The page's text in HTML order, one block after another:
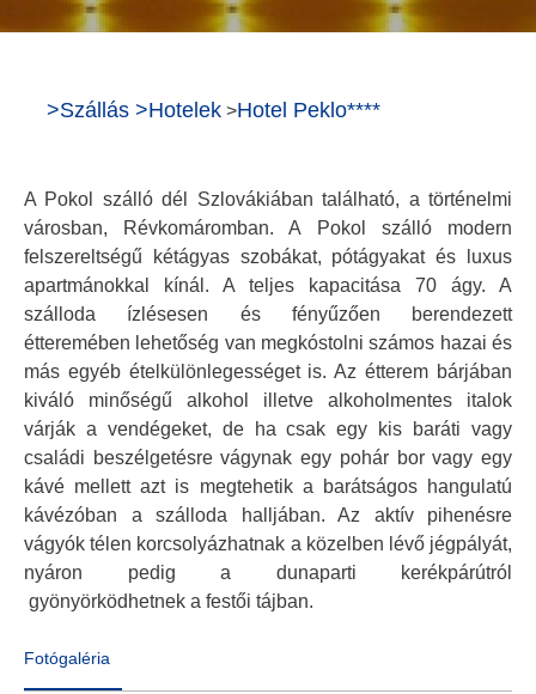
>Szállás >Hotelek >Hotel Peklo****
A Pokol szálló dél Szlovákiában található, a történelmi
városban, Révkomáromban. A Pokol szálló modern
felszereltségű kétágyas szobákat, pótágyakat és luxus
apartmánokkal kínál. A teljes kapacitása 70 ágy. A
szálloda ízlésesen és fényűzően berendezett
étteremében lehetőség van megkóstolni számos hazai és
más egyéb ételkülönlegességet is. Az étterem bárjában
kiváló minőségű alkohol illetve alkoholmentes italok
várják a vendégeket, de ha csak egy kis baráti vagy
családi beszélgetésre vágynak egy pohár bor vagy egy
kávé mellett azt is megtehetik a barátságos hangulatú
kávézóban a szálloda halljában. Az aktív pihenésre
vágyók télen korcsolyázhatnak a közelben lévő jégpályát,
nyáron pedig a dunaparti kerékpárútról
gyönyörködhetnek a festői tájban.
Fotógaléria